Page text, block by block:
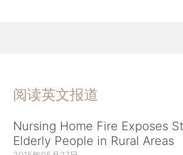
阅读英文报道
Nursing Home Fire Exposes
Elderly People in Rural Areas